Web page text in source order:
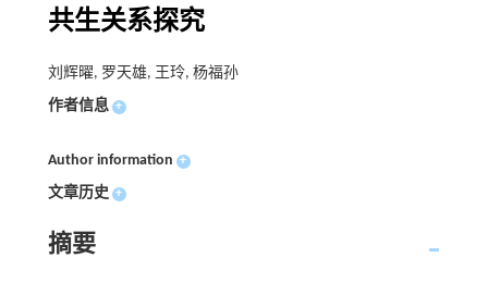
共生关系探究
刘辉曜, 罗天雄, 王玲, 杨福孙
作者信息 +
Author information +
文章历史 +
摘要